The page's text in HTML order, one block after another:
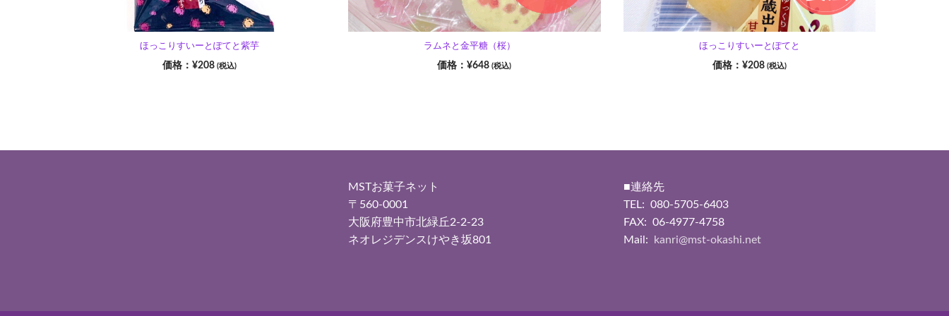
ほっこりすいーとぽてと紫芋
¥208 (税込)
ラムネと金平糖（桜）
¥648 (税込)
ほっこりすいーとぽてと
¥208 (税込)
MSTお菓子ネット
〒560-0001
大阪府豊中市北緑丘2-2-23
ネオレジデンスけやき坂801
■連絡先
TEL: 080-5705-6403
FAX: 06-4977-4758
Mail:
kanri@mst-okashi.net